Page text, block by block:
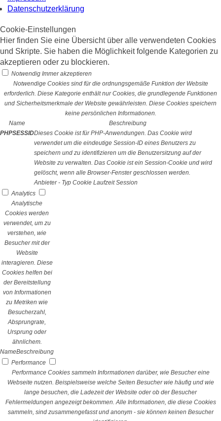
Datenschutzerklärung
Cookie-Einstellungen
Hier finden Sie eine Übersicht über alle verwendeten Cookies
und Skripte. Sie haben die Möglichkeit folgende Kategorien zu
akzeptieren oder zu blockieren.
Notwendig Immer akzeptieren
Notwendige Cookies sind für die ordnungsgemäße Funktion der Website
erforderlich. Diese Kategorie enthält nur Cookies, die grundlegende Funktionen
und Sicherheitsmerkmale der Website gewährleisten. Diese Cookies speichern
keine persönlichen Informationen.
Name
Beschreibung
PHPSESSIDDieses Cookie ist für PHP-Anwendungen. Das Cookie wird
verwendet um die eindeutige Session-ID eines Benutzers zu
speichern und zu identifizieren um die Benutzersitzung auf der
Website zu verwalten. Das Cookie ist ein Session-Cookie und wird
gelöscht, wenn alle Browser-Fenster geschlossen werden.
Anbieter - Typ Cookie Laufzeit Session
Analytics
Analytische
Cookies werden
verwendet, um zu
verstehen, wie
Besucher mit der
Website
interagieren. Diese
Cookies helfen bei
der Bereitstellung
von Informationen
zu Metriken wie
Besucherzahl,
Absprungrate,
Ursprung oder
ähnlichem.
NameBeschreibung
Performance
Performance Cookies sammeln Informationen darüber, wie Besucher eine
Webseite nutzen. Beispielsweise welche Seiten Besucher wie häufig und wie
lange besuchen, die Ladezeit der Website oder ob der Besucher
Fehlermeldungen angezeigt bekommen. Alle Informationen, die diese Cookies
sammeln, sind zusammengefasst und anonym - sie können keinen Besucher